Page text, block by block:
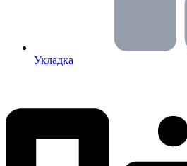
Укладка